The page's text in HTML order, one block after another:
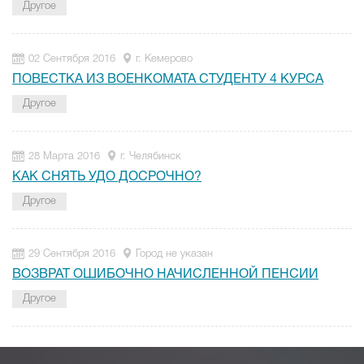
Другое
02 Сентября 2016 г. Кемерово
ПОВЕСТКА ИЗ ВОЕНКОМАТА СТУДЕНТУ 4 КУРСА
Другое
28 Марта 2016 г. Челябинск
КАК СНЯТЬ УДО ДОСРОЧНО?
Другое
29 Сентября 2016 Город не указан
ВОЗВРАТ ОШИБОЧНО НАЧИСЛЕННОЙ ПЕНСИИ
Другое